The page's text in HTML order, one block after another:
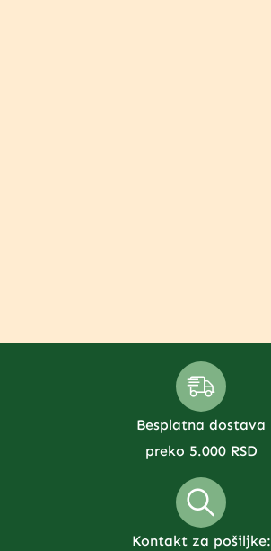
Besplatna dostava
preko 5.000 RSD
Kontakt za pošiljke: